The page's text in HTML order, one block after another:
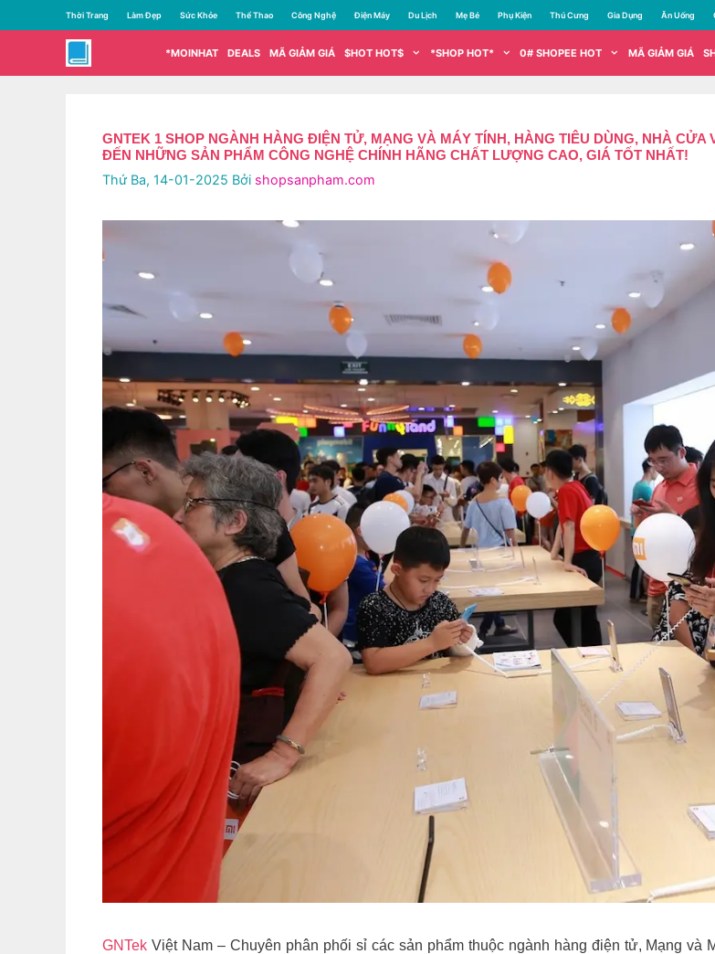
đến
dung
Thời Trang Làm Đẹp Sức Khỏe Thể Thao Công Nghệ Điện Máy Du Lịch Mẹ Bé Phụ Kiện Thú Cưng Gia Dụng Ăn Uống
*MOINHAT DEALS MÃ GIẢM GIÁ $HOT HOT$ *SHOP HOT* 0# SHOPEE HOT MÃ GIẢM GIÁ
GNTEK 1 SHOP NGÀNH HÀNG ĐIỆN TỬ, MẠNG VÀ MÁY TÍNH, HÀNG TIÊU DÙNG, NHÀ
ĐẾN NHỮNG SẢN PHẨM CÔNG NGHỆ CHÍNH HÃNG CHẤT LƯỢNG CAO, GIÁ TỐT NHẤT!
Thứ Ba, 14-01-2025 Bởi shopsanpham.com
GNTek Việt Nam – Chuyên phân phối sỉ các sản phẩm thuộc ngành hàng điện tử, Mạng